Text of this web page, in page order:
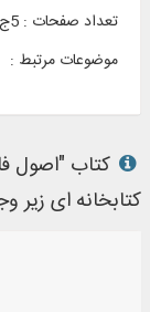
تعداد صفحات : 5ج.
موضوعات مرتبط :
کتاب "اصول
کتابخانه ای زیر